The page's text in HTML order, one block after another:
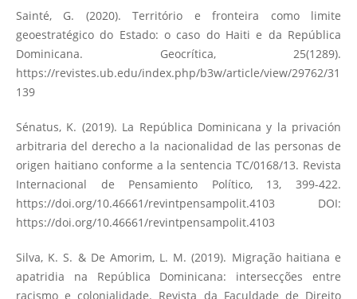
Sainté, G. (2020). Território e fronteira como limite
geoestratégico do Estado: o caso do Haiti e da República
Dominicana. Geocrítica, 25(1289).
https://revistes.ub.edu/index.php/b3w/article/view/29762/31
139
Sénatus, K. (2019). La República Dominicana y la privación
arbitraria del derecho a la nacionalidad de las personas de
origen haitiano conforme a la sentencia TC/0168/13. Revista
Internacional de Pensamiento Político, 13, 399-422.
https://doi.org/10.46661/revintpensampolit.4103 DOI:
https://doi.org/10.46661/revintpensampolit.4103
Silva, K. S. & De Amorim, L. M. (2019). Migração haitiana e
apatridia na República Dominicana: intersecções entre
racismo e colonialidade. Revista da Faculdade de Direito